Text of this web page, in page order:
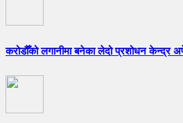
करोडौँको लगानीमा बनेका लेदो प्रशोधन केन्द्र